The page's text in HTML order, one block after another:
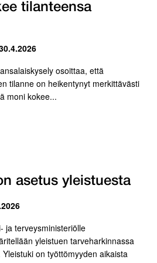
tilanteensa
osoittaa, että
tilanne on heikentynyt merkittävästi
moni kokee...
asetus yleistuesta
ja terveysministeriölle
yleistuen tarveharkinnassa
on työttömyyden aikaista